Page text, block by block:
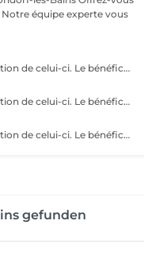
équipe experte vous
Ce bon cadeau est valable sur présentation de celui-ci. Le bénéficiaire pourra librement choisir les prestations de son choix, selon ses envies et ses besoins, dans la limite du montant indiqué. Les bons cadeaux sont valables pendant une durée d’un an à compter de leur date d’émission. Nous proposons également des bons cadeaux personnalisés, préparés sur demande et disponibles au retrait directement au salon.
Ce bon cadeau est valable sur présentation de celui-ci. Le bénéficiaire pourra librement choisir les prestations de son choix, selon ses envies et ses besoins, dans la limite du montant indiqué. Les bons cadeaux sont valables pendant une durée d’un an à compter de leur date d’émission. Pour les entreprises et les professionnels, nous proposons également des bons cadeaux personnalisés, préparés sur demande et disponibles au retrait directement au salon.
Ce bon cadeau est valable sur présentation de celui-ci. Le bénéficiaire pourra librement choisir les prestations de son choix, selon ses envies et ses besoins, dans la limite du montant indiqué. Les bons cadeaux sont valables pendant une durée d’un an à compter de leur date d’émission. Pour les entreprises et les professionnels, nous proposons également des bons cadeaux personnalisés, préparés sur demande et disponibles au retrait directement au salon.
gefunden